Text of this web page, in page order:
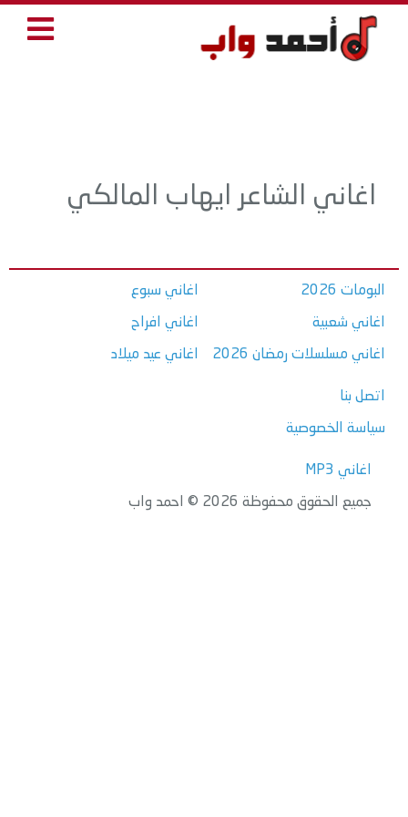
اغاني الشاعر ايهاب المالكي
البومات 2026
اغاني شعبية
اغاني مسلسلات رمضان 2026
اغاني سبوع
اغاني افراح
اغاني عيد ميلاد
اتصل بنا
سياسة الخصوصية
اغاني MP3
جميع الحقوق محفوظة 2026 © احمد واب